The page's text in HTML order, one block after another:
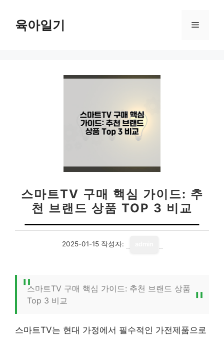
육아일기 메
스마트TV 구매 핵심 가이드: 추
천 브랜드 상품 TOP 3 비교
2025-01-15 작성자:
스마트TV 구매 핵심 가이드: 추천 브랜드 상품
Top 3 비교
스마트TV는 현대 가정에서 필수적인 가전제품으로